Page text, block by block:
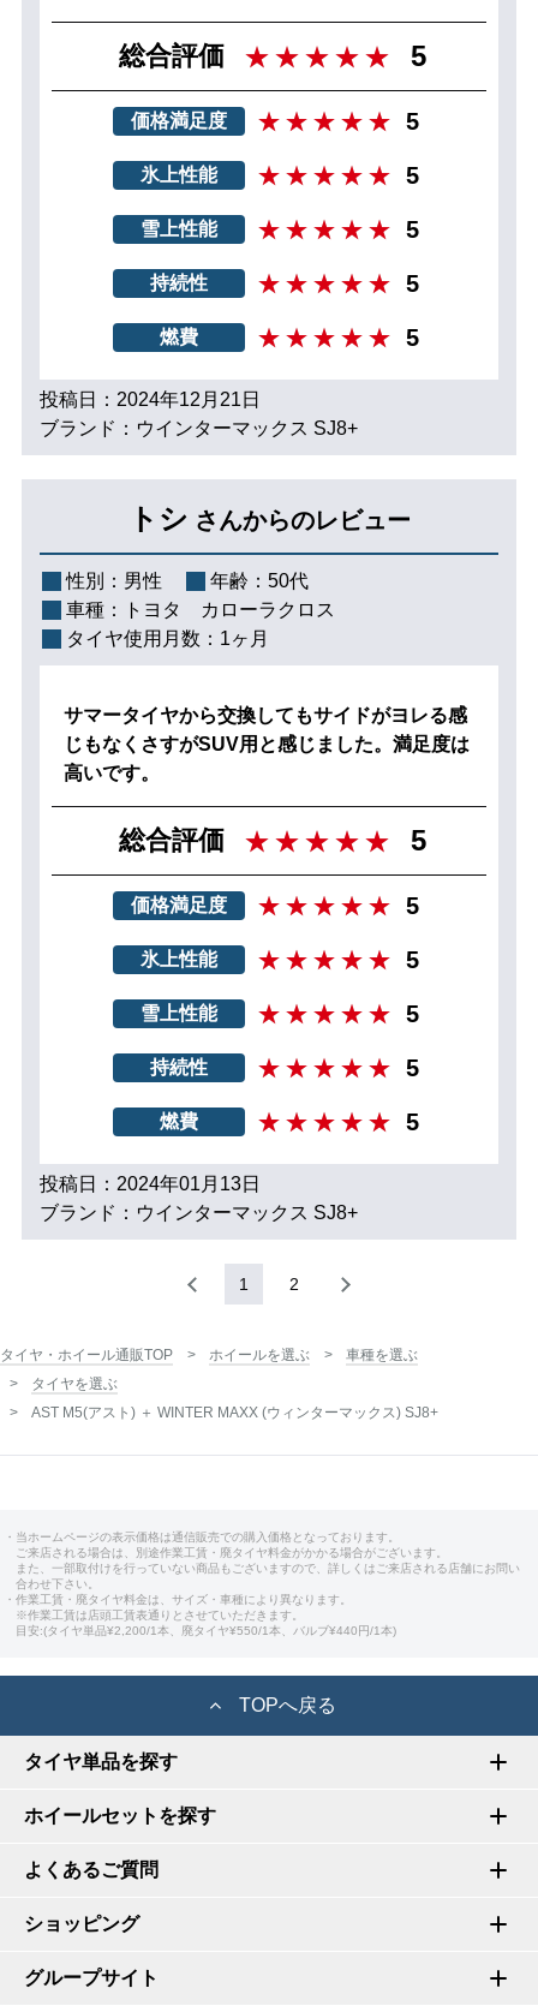
総合評価 5
価格満足度 5
氷上性能 5
雪上性能 5
持続性 5
燃費 5
投稿日：2024年12月21日
ブランド：ウインターマックス SJ8+
トシ さんからのレビュー
性別： 男性 年齢： 50代
車種：
トヨタ カローラクロス
タイヤ使用月数： 1ヶ月
サマータイヤから交換してもサイドがヨレる感
じもなくさすがSUV用と感じました。満足度は
高いです。
総合評価 5
価格満足度 5
氷上性能 5
雪上性能 5
持続性 5
燃費 5
投稿日：2024年01月13日
ブランド：ウインターマックス SJ8+
1 2
タイヤ・ホイール通販TOP ホイールを選ぶ
車種を選ぶ
タイヤを選ぶ
AST M5(アスト) ＋ WINTER MAXX (ウィンターマックス) SJ8+
・当ホームページの表示価格は通信販売での購入価格となっております。
ご来店される場合は、別途作業工賃・廃タイヤ料金がかかる場合がございます。
また、一部取付けを行っていない商品もございますので、詳しくはご来店される店舗にお問い
合わせ下さい。
・作業工賃・廃タイヤ料金は、サイズ・車種により異なります。
※作業工賃は店頭工賃表通りとさせていただきます。
目安:(タイヤ単品¥2,200/1本、廃タイヤ¥550/1本、バルブ¥440円/1本)
TOPへ戻る
タイヤ単品を探す
ホイールセットを探す
よくあるご質問
ショッピング
グループサイト